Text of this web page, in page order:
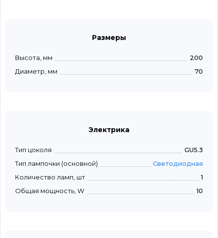
Размеры
Высота, мм
200
Диаметр, мм
70
Электрика
Тип цоколя
GU5.3
Тип лампочки (основной)
Светодиодная
Количество ламп, шт
1
Общая мощность, W
10